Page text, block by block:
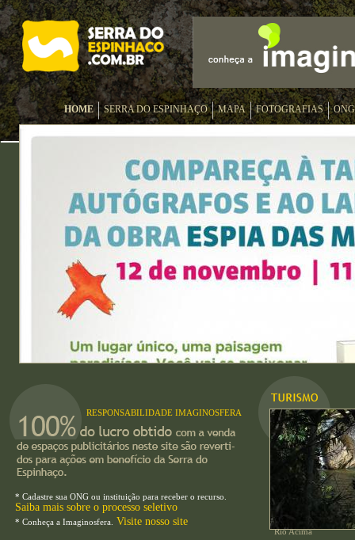
HOME SERRA DO ESPINHAÇO MAPA FOTOGRAFIAS
RESPONSABILIDADE IMAGINOSFERA
* Cadastre sua ONG ou instituição para receber o recurso.
Saiba mais sobre o processo seletivo
* Conheça a Imaginosfera. Visite nosso site
Rio Acima